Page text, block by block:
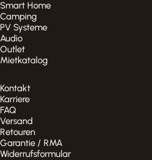
Smart Home
Camping
PV Systeme
Audio
Outlet
Mietkatalog
Kontakt
Karriere
FAQ
Versand
Retouren
Garantie / RMA
Widerrufsformular